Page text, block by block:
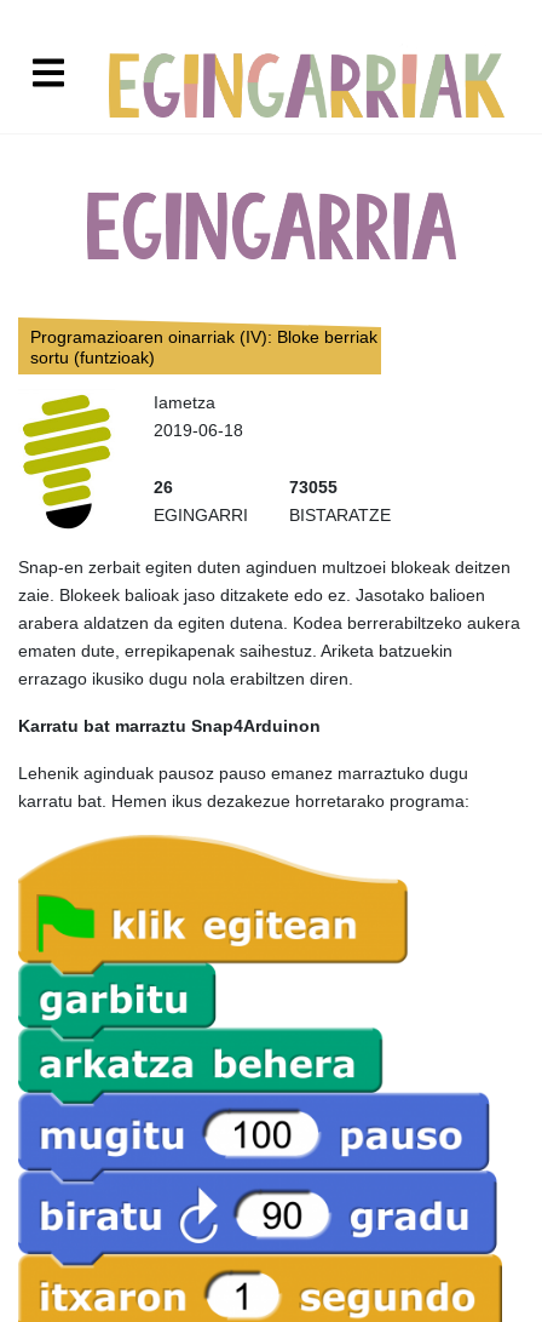
Programazioaren oinarriak (IV): Bloke berriak
sortu (funtzioak)
Iametza
2019-06-18
26
EGINGARRI
73055
BISTARATZE
Snap-en zerbait egiten duten aginduen multzoei blokeak deitzen
zaie. Blokeek balioak jaso ditzakete edo ez. Jasotako balioen
arabera aldatzen da egiten dutena. Kodea berrerabiltzeko aukera
ematen dute, errepikapenak saihestuz. Ariketa batzuekin
errazago ikusiko dugu nola erabiltzen diren.
Karratu bat marraztu Snap4Arduinon
Lehenik aginduak pausoz pauso emanez marraztuko dugu
karratu bat. Hemen ikus dezakezue horretarako programa: